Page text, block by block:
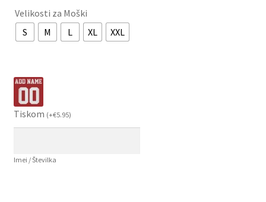
Velikosti za Moški
S
M L XL XXL
Tiskom (+€5.95)
Imei / Številka